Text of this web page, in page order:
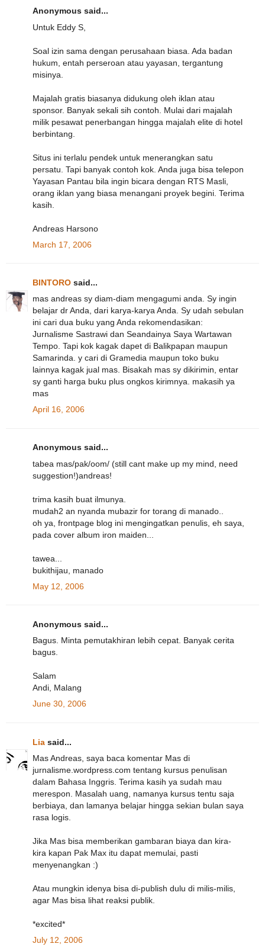
Anonymous said...
Untuk Eddy S,
Soal izin sama dengan perusahaan biasa. Ada badan
hukum, entah perseroan atau yayasan, tergantung
misinya.
Majalah gratis biasanya didukung oleh iklan atau
sponsor. Banyak sekali sih contoh. Mulai dari majalah
milik pesawat penerbangan hingga majalah elite di hotel
berbintang.
Situs ini terlalu pendek untuk menerangkan satu
persatu. Tapi banyak contoh kok. Anda juga bisa telepon
Yayasan Pantau bila ingin bicara dengan RTS Masli,
orang iklan yang biasa menangani proyek begini. Terima
kasih.
Andreas Harsono
March 17, 2006
BINTORO said...
mas andreas sy diam-diam mengagumi anda. Sy ingin
belajar dr Anda, dari karya-karya Anda. Sy udah sebulan
ini cari dua buku yang Anda rekomendasikan:
Jurnalisme Sastrawi dan Seandainya Saya Wartawan
Tempo. Tapi kok kagak dapet di Balikpapan maupun
Samarinda. y cari di Gramedia maupun toko buku
lainnya kagak jual mas. Bisakah mas sy dikirimin, entar
sy ganti harga buku plus ongkos kirimnya. makasih ya
mas
April 16, 2006
Anonymous said...
tabea mas/pak/oom/ (still cant make up my mind, need
suggestion!)andreas!
trima kasih buat ilmunya.
mudah2 an nyanda mubazir for torang di manado..
oh ya, frontpage blog ini mengingatkan penulis, eh saya,
pada cover album iron maiden...
tawea...
bukithijau, manado
May 12, 2006
Anonymous said...
Bagus. Minta pemutakhiran lebih cepat. Banyak cerita
bagus.
Salam
Andi, Malang
June 30, 2006
Lia said...
Mas Andreas, saya baca komentar Mas di
jurnalisme.wordpress.com tentang kursus penulisan
dalam Bahasa Inggris. Terima kasih ya sudah mau
merespon. Masalah uang, namanya kursus tentu saja
berbiaya, dan lamanya belajar hingga sekian bulan saya
rasa logis.
Jika Mas bisa memberikan gambaran biaya dan kira-
kira kapan Pak Max itu dapat memulai, pasti
menyenangkan :)
Atau mungkin idenya bisa di-publish dulu di milis-milis,
agar Mas bisa lihat reaksi publik.
*excited*
July 12, 2006